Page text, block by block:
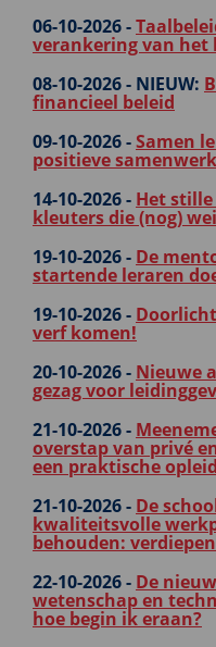
06-10-2026 -
verankering van het
08-10-2026 - NIEUW:
financieel beleid
09-10-2026 -Samen
positieve
14-10-2026 - Het
kleuters die (nog)
19-10-2026 - De
startende leraren
19-10-2026 -
verf komen!
20-10-2026 - Nieuwe
gezag voor
21-10-2026 -
overstap van privé
een praktische
21-10-2026 - De
kwaliteitsvolle
behouden:
22-10-2026 - De
wetenschap en
hoe begin ik eraan?